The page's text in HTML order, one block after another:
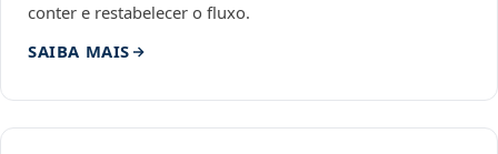
conter e restabelecer o fluxo.
SAIBA MAIS